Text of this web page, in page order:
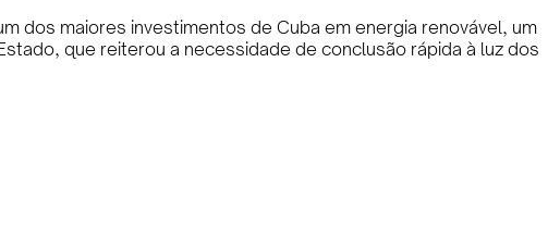
dos maiores investimentos de Cuba em energia renovável, um
que reiterou a necessidade de conclusão rápida à luz dos